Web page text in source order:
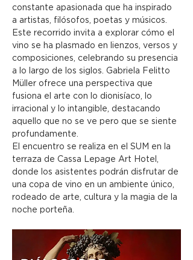
constante apasionada que ha inspirado
a artistas, filósofos, poetas y músicos.
Este recorrido invita a explorar cómo el
vino se ha plasmado en lienzos, versos y
composiciones, celebrando su presencia
a lo largo de los siglos. Gabriela Felitto
Müller ofrece una perspectiva que
fusiona el arte con lo dionisíaco, lo
irracional y lo intangible, destacando
aquello que no se ve pero que se siente
profundamente.
El encuentro se realiza en el SUM en la
terraza de Cassa Lepage Art Hotel,
donde los asistentes podrán disfrutar de
una copa de vino en un ambiente único,
rodeado de arte, cultura y la magia de la
noche porteña.